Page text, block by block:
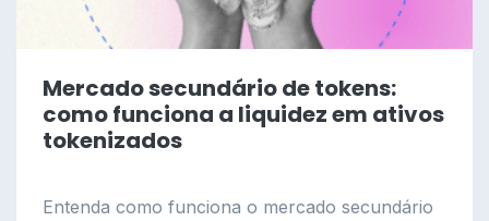
Mercado secundário de tokens:
como funciona a liquidez em ativos
tokenizados
Entenda como funciona o mercado secundário